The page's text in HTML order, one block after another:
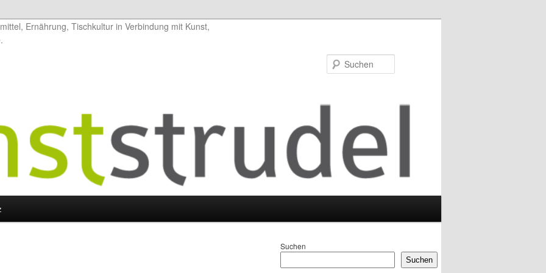
Ernährung, Tischkultur in Verbindung mit Kunst,
Suchen
Suchen